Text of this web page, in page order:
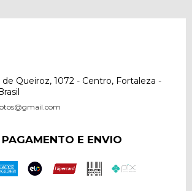
de Queiroz, 1072 - Centro, Fortaleza -
E ENVIO